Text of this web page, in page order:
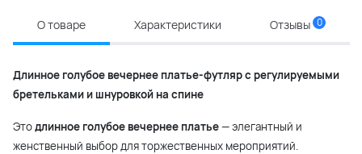
О товаре Характеристики Отзывы 0
Длинное голубое вечернее платье-футляр с регулируемыми
бретельками и шнуровкой на спине
Этодлинное голубое вечернее платье— элегантный и
женственный выбор для торжественных мероприятий.